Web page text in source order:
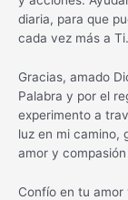
diaria, para que
cada vez más a Ti.
Gracias, amado
Palabra y por el
experimento a
luz en mi camino,
amor y
Confío en tu amor